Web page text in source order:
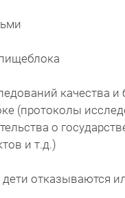
качества и
(протоколы
о
и т.д.)
отказываются